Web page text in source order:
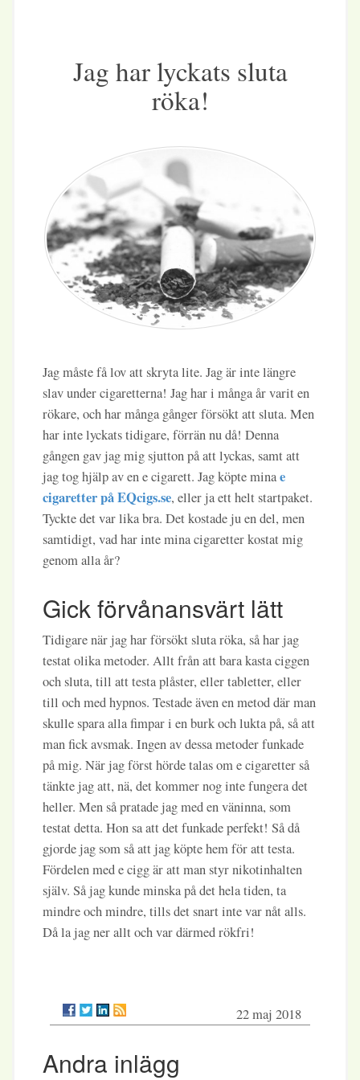
Jag har lyckats sluta
röka!
Jag måste få lov att skryta lite. Jag är inte längre
slav under cigaretterna! Jag har i många år varit en
rökare, och har många gånger försökt att sluta. Men
har inte lyckats tidigare, förrän nu då! Denna
gången gav jag mig sjutton på att lyckas, samt att
jag tog hjälp av en e cigarett. Jag köpte minae
cigaretter på EQcigs.se, eller ja ett helt startpaket.
Tyckte det var lika bra. Det kostade ju en del, men
samtidigt, vad har inte mina cigaretter kostat mig
genom alla år?
Gick förvånansvärt lätt
Tidigare när jag har försökt sluta röka, så har jag
testat olika metoder. Allt från att bara kasta ciggen
och sluta, till att testa plåster, eller tabletter, eller
till och med hypnos. Testade även en metod där man
skulle spara alla fimpar i en burk och lukta på, så att
man fick avsmak. Ingen av dessa metoder funkade
på mig. När jag först hörde talas om e cigaretter så
tänkte jag att, nä, det kommer nog inte fungera det
heller. Men så pratade jag med en väninna, som
testat detta. Hon sa att det funkade perfekt! Så då
gjorde jag som så att jag köpte hem för att testa.
Fördelen med e cigg är att man styr nikotinhalten
själv. Så jag kunde minska på det hela tiden, ta
mindre och mindre, tills det snart inte var nåt alls.
Då la jag ner allt och var därmed rökfri!
22 maj 2018
Andra inlägg